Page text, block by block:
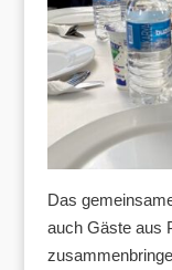
Das
auch Gäste aus